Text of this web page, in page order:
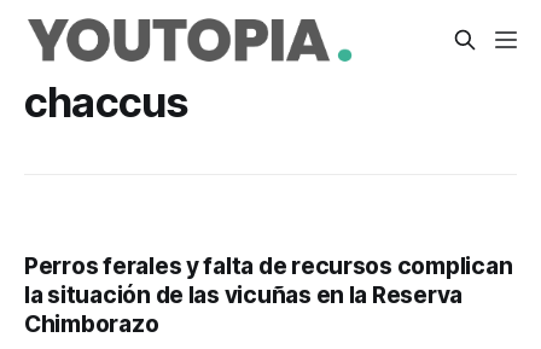
chaccus
Perros ferales y falta de recursos complican
la situación de las vicuñas en la Reserva
Chimborazo